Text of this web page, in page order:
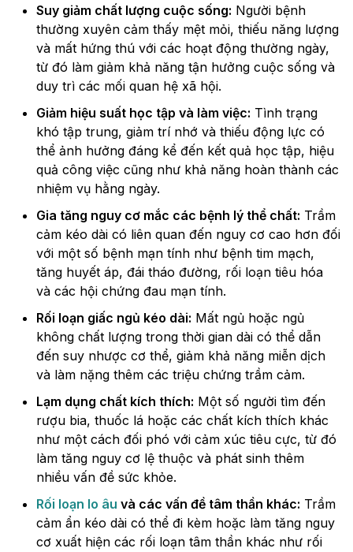
Suy giảm chất lượng cuộc sống: Người bệnh
thường xuyên cảm thấy mệt mỏi, thiếu năng lượng
và mất hứng thú với các hoạt động thường ngày,
từ đó làm giảm khả năng tận hưởng cuộc sống và
duy trì các mối quan hệ xã hội.
Giảm hiệu suất học tập và làm việc: Tình trạng
khó tập trung, giảm trí nhớ và thiếu động lực có
thể ảnh hưởng đáng kể đến kết quả học tập, hiệu
quả công việc cũng như khả năng hoàn thành các
nhiệm vụ hằng ngày.
Gia tăng nguy cơ mắc các bệnh lý thể chất: Trầm
cảm kéo dài có liên quan đến nguy cơ cao hơn đối
với một số bệnh mạn tính như bệnh tim mạch,
tăng huyết áp, đái tháo đường, rối loạn tiêu hóa
và các hội chứng đau mạn tính.
Rối loạn giấc ngủ kéo dài: Mất ngủ hoặc ngủ
không chất lượng trong thời gian dài có thể dẫn
đến suy nhược cơ thể, giảm khả năng miễn dịch
và làm nặng thêm các triệu chứng trầm cảm.
Lạm dụng chất kích thích: Một số người tìm đến
rượu bia, thuốc lá hoặc các chất kích thích khác
như một cách đối phó với cảm xúc tiêu cực, từ đó
làm tăng nguy cơ lệ thuộc và phát sinh thêm
nhiều vấn đề sức khỏe.
Rối loạn lo âu và các vấn đề tâm thần khác: Trầm
cảm ẩn kéo dài có thể đi kèm hoặc làm tăng nguy
cơ xuất hiện các rối loạn tâm thần khác như rối